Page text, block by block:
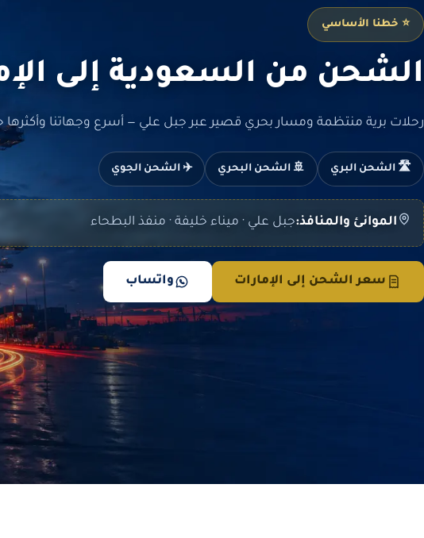
⭐ خطنا الأساسي
الشحن من السعودية إلى
رحلات برية منتظمة ومسار بحري قصير عبر جبل علي — أسرع وجهاتنا وأكثرها
🛣️ الشحن البري 🚢 الشحن البحري ✈️ الشحن الجوي
الموانئ والمنافذ:جبل علي · ميناء خليفة · منفذ البطحاء
سعر الشحن إلى الإمارات واتساب